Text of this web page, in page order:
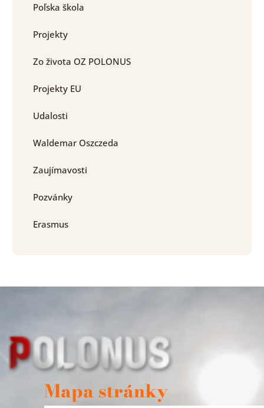
Poľska škola
Projekty
Zo života OZ POLONUS
Projekty EU
Udalosti
Waldemar Oszczeda
Zaujímavosti
Pozvánky
Erasmus
Mapa stránky